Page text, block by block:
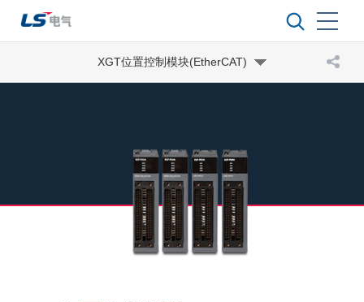
XGT位置控制模块(EtherCAT)